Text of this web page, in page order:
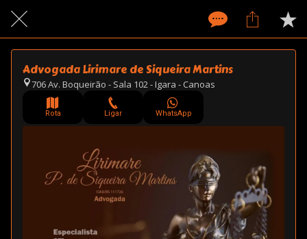
Advogada Lirimare de Siqueira Martins
706 Av. Boqueirão - Sala 102 - Igara - Canoas
Rota Ligar WhatsApp